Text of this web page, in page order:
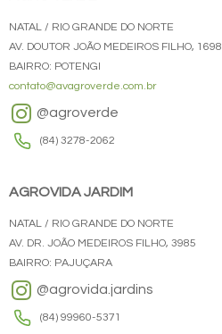
NATAL / RIO GRANDE DO NORTE
AV. DOUTOR JOÃO MEDEIROS FILHO, 1698
BAIRRO: POTENGI
contato@avagroverde.com.br
@agroverde
(84) 3278-2062
AGROVIDA JARDIM
NATAL / RIO GRANDE DO NORTE
AV. DR. JOÃO MEDEIROS FILHO, 3985
BAIRRO: PAJUÇARA
@agrovida.jardins
(84) 99960-5371